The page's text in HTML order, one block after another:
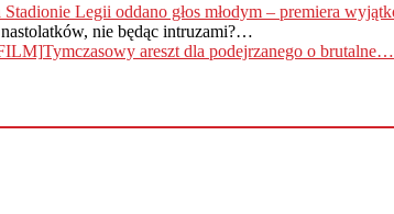
nie będąc intruzami?…
Tymczasowy areszt dla podejrzanego o brutalne…